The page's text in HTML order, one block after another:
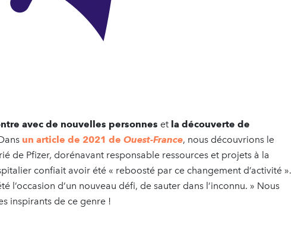
avec de nouvelles personnes et la découverte de
un article de 2021 de Ouest-France, nous découvrions le
de Pfizer, dorénavant responsable ressources et projets à la
confiait avoir été « reboosté par ce changement d’activité ».
l’occasion d’un nouveau défi, de sauter dans l’inconnu. » Nous
inspirants de ce genre !